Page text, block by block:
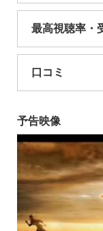
最高視聴率・
口コミ
予告映像